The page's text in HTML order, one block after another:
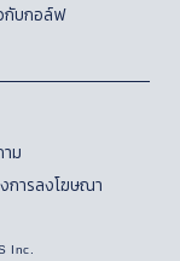
กับกอล์ฟ
ม
การลงโฆษณา
Inc.